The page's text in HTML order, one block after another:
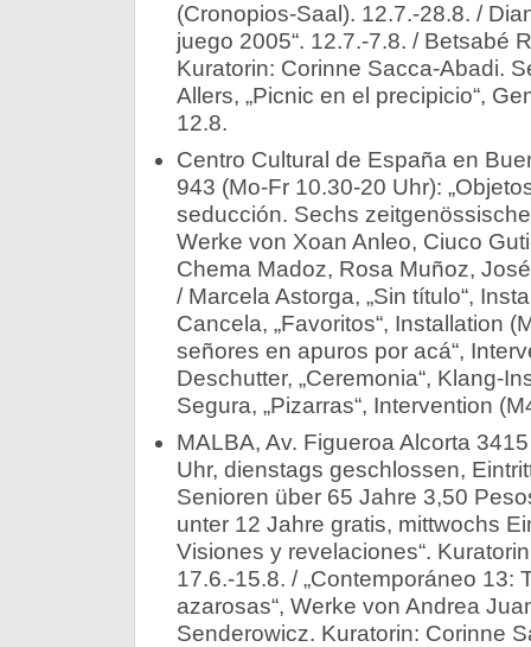
(Cronopios-Saal). 12.7.-28.8. /
juego 2005“. 12.7.-7.8. / Betsabé
Kuratorin: Corinne Sacca-Abadi.
Allers, „Picnic en el precipicio“,
12.8.
Centro Cultural de España en
943 (Mo-Fr 10.30-20 Uhr):
seducción. Sechs
Werke von Xoan Anleo, Ciuco
Chema Madoz, Rosa Muñoz,
/ Marcela Astorga, „Sin título“,
Cancela, „Favoritos“, Installation
señores en apuros por acá“,
Deschutter, „Ceremonia“, Klang-
Segura, „Pizarras“, Intervention
MALBA, Av. Figueroa Alcorta
Uhr, dienstags geschlossen,
Senioren über 65 Jahre 3,50
unter 12 Jahre gratis, mittwochs
Visiones y revelaciones“.
17.6.-15.8. / „Contemporáneo 13:
azarosas“, Werke von Andrea
Senderowicz. Kuratorin: Corinne